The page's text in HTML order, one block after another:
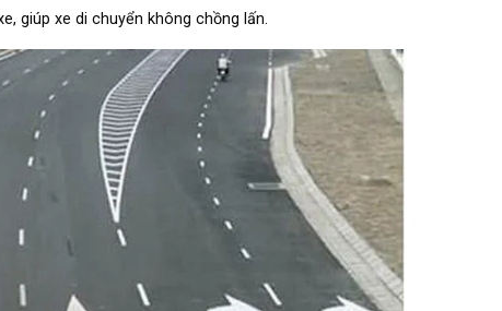
giúp xe di chuyển không chồng lấn.